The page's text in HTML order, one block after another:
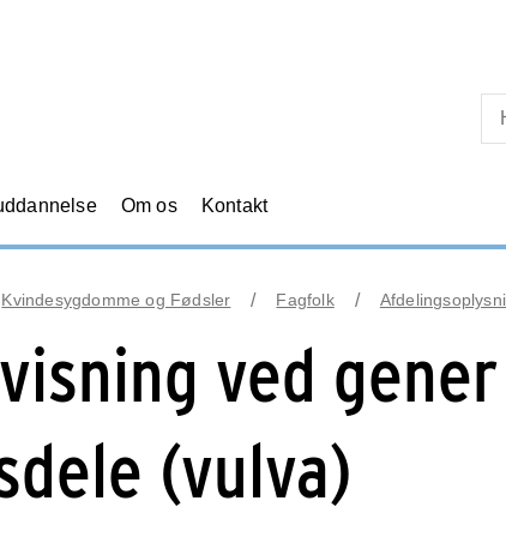
Om os Kontakt
Kvindesygdomme og Fødsler Fagfolk
ved
(vulva)